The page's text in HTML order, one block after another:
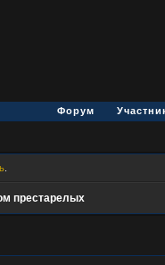
Форум
.
престарелых